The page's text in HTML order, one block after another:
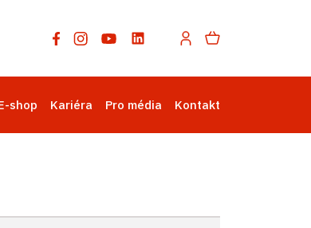
shop Kariéra Pro média Kontakt